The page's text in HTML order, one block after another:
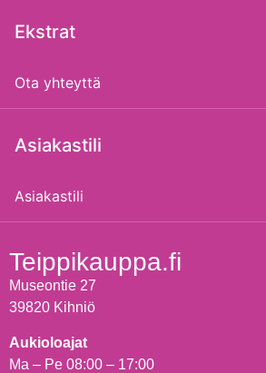
Ekstrat
Ota yhteyttä
Asiakastili
Asiakastili
Teippikauppa.fi
Museontie 27
39820 Kihniö
Aukioloajat
Ma – Pe 08:00 – 17:00